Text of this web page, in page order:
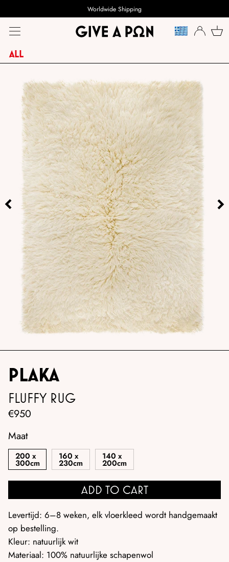
Worldwide Shipping
TAAL
ALL
PLAKA
FLUFFY RUG
Normale
€950
Maat
200 x
300cm
160 x
230cm
140 x
200cm
ADD TO CART
Levertijd: 6–8 weken, elk vloerkleed wordt handgemaakt
op bestelling.
Kleur: natuurlijk wit
Materiaal: 100% natuurlijke schapenwol